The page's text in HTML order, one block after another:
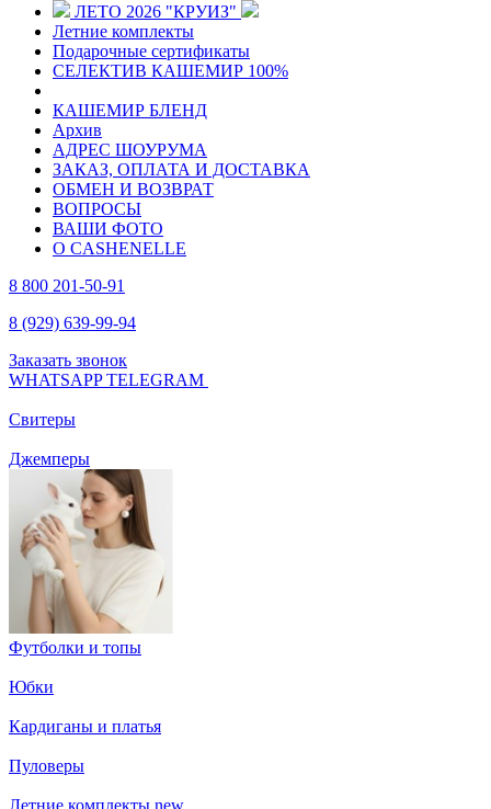
ЛЕТО 2026 "КРУИЗ"
Летние комплекты
Подарочные сертификаты
СЕЛЕКТИВ КАШЕМИР 100%
КАШЕМИР БЛЕНД
Архив
АДРЕС ШОУРУМА
ЗАКАЗ, ОПЛАТА И ДОСТАВКА
ОБМЕН И ВОЗВРАТ
ВОПРОСЫ
ВАШИ ФОТО
О CASHENELLE
8 800 201-50-91
8 (929) 639-99-94
Заказать звонок
WHATSAPPTELEGRAM
Свитеры
Джемперы
Футболки и топы
Юбки
Кардиганы и платья
Пуловеры
Летние комплекты new